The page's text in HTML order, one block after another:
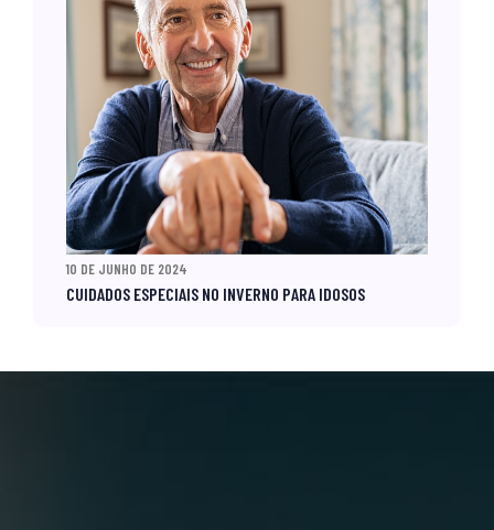
10 DE JUNHO DE 2024
CUIDADOS ESPECIAIS NO INVERNO PARA IDOSOS